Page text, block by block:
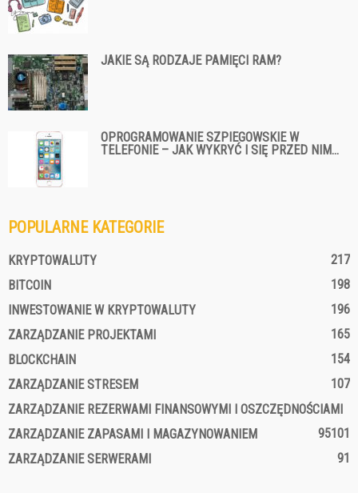
JAKIE SĄ RODZAJE PAMIĘCI RAM?
OPROGRAMOWANIE SZPIEGOWSKIE W
TELEFONIE – JAK WYKRYĆ I SIĘ PRZED NIM...
POPULARNE KATEGORIE
KRYPTOWALUTY
217
BITCOIN
198
INWESTOWANIE W KRYPTOWALUTY
196
ZARZĄDZANIE PROJEKTAMI
165
BLOCKCHAIN
154
ZARZĄDZANIE STRESEM
107
ZARZĄDZANIE REZERWAMI FINANSOWYMI I OSZCZĘDNOŚCIAMI
101
ZARZĄDZANIE ZAPASAMI I MAGAZYNOWANIEM
95
ZARZĄDZANIE SERWERAMI
91